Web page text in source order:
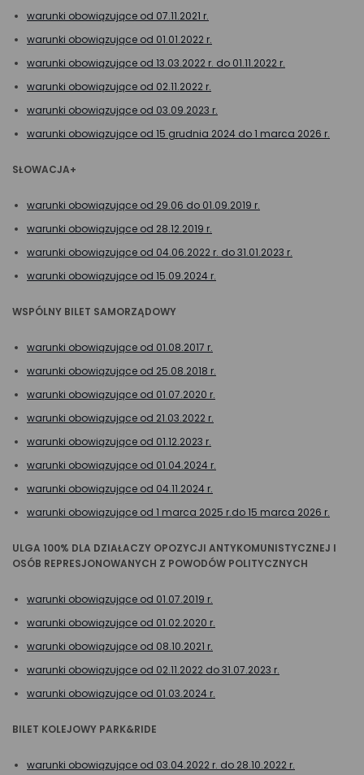
warunki obowiązujące od 07.11.2021 r.
warunki obowiązujące od 01.01.2022 r.
warunki obowiązujące od 13.03.2022 r. do 01.11.2022 r.
warunki obowiązujące od 02.11.2022 r.
warunki obowiązujące od 03.09.2023 r.
warunki obowiązujące od 15 grudnia 2024 do 1 marca 2026 r.
SŁOWACJA+
warunki obowiązujące od 29.06 do 01.09.2019 r.
warunki obowiązujące od 28.12.2019 r.
warunki obowiązujące od 04.06.2022 r. do 31.01.2023 r.
warunki obowiązujące od 15.09.2024 r.
WSPÓLNY BILET SAMORZĄDOWY
warunki obowiązujące od 01.08.2017 r.
warunki obowiązujące od 25.08.2018 r.
warunki obowiązujące od 01.07.2020 r.
warunki obowiązujące od 21.03.2022 r.
warunki obowiązujące od 01.12.2023 r.
warunki obowiązujące od 01.04.2024 r.
warunki obowiązujące od 04.11.2024 r.
warunki obowiązujące od 1 marca 2025 r.do 15 marca 2026 r.
ULGA 100% DLA DZIAŁACZY OPOZYCJI ANTYKOMUNISTYCZNEJ I
OSÓB REPRESJONOWANYCH Z POWODÓW POLITYCZNYCH
warunki obowiązujące od 01.07.2019 r.
warunki obowiązujące od 01.02.2020 r.
warunki obowiązujące od 08.10.2021 r.
warunki obowiązujące od 02.11.2022 do 31.07.2023 r.
warunki obowiązujące od 01.03.2024 r.
BILET KOLEJOWY PARK&RIDE
warunki obowiązujące od 03.04.2022 r. do 28.10.2022 r.